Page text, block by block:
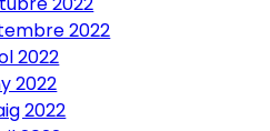
2022
2022
2022
2022